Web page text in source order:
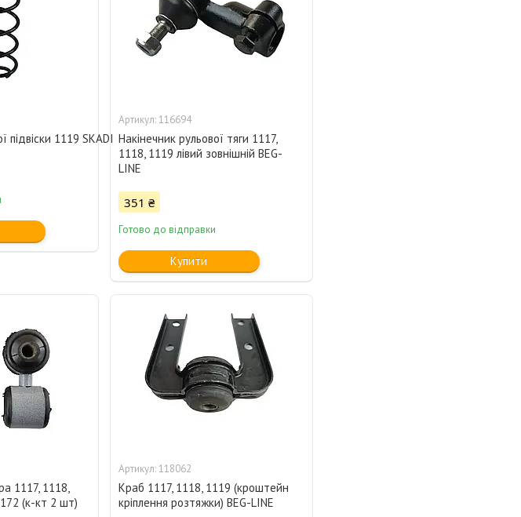
1119 SKADI
116694
Накінечник рульової тяги 1117,
1118, 1119 лівий зовнішній BEG-
LINE
351 ₴
Готово до відправки
Купити
1117, 1118,
(к-кт 2 шт)
118062
Краб 1117, 1118, 1119 (кроштейн
кріплення розтяжки) BEG-LINE